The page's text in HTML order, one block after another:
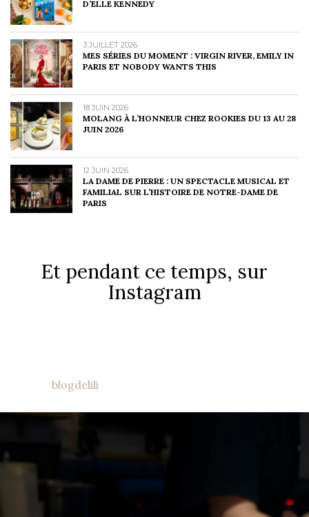
D’ELLE KENNEDY
3 JUILLET 2026
MES SÉRIES DU MOMENT : VIRGIN RIVER, EMILY IN
PARIS ET NOBODY WANTS THIS
18 JUIN 2026
MOLANG À L’HONNEUR CHEZ ROOKIES DU 13 AU 28
JUIN 2026
12 JUIN 2026
LA DAME DE PIERRE : UN SPECTACLE MUSICAL ET
FAMILIAL SUR L’HISTOIRE DE NOTRE-DAME DE
PARIS
Et pendant ce temps, sur
Instagram
blogdelili